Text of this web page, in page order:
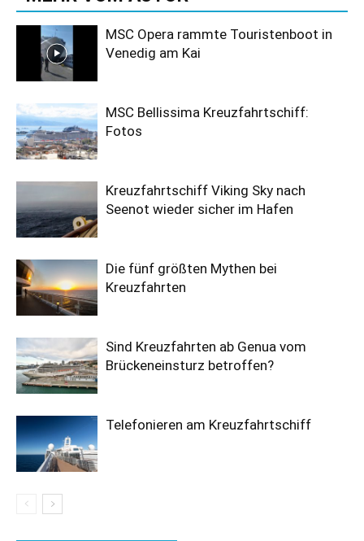
MSC Opera rammte Touristenboot in
Venedig am Kai
MSC Bellissima Kreuzfahrtschiff:
Fotos
Kreuzfahrtschiff Viking Sky nach
Seenot wieder sicher im Hafen
Die fünf größten Mythen bei
Kreuzfahrten
Sind Kreuzfahrten ab Genua vom
Brückeneinsturz betroffen?
Telefonieren am Kreuzfahrtschiff